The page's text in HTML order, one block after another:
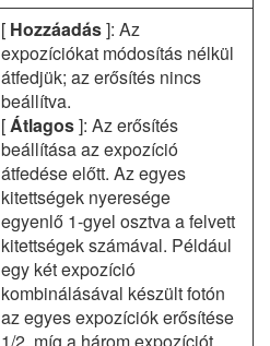
[ Hozzáadás]: Az
expozíciókat módosítás nélkül
átfedjük; az erősítés nincs
beállítva.
[Átlagos]: Az erősítés
beállítása az expozíció
átfedése előtt. Az egyes
kitettségek nyeresége
egyenlő 1-gyel osztva a felvett
kitettségek számával. Például
egy két expozíció
kombinálásával készült fotón
az egyes expozíciók erősítése